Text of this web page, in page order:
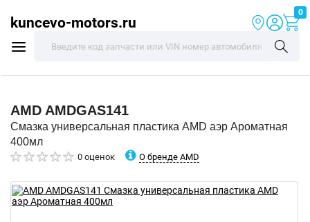
kuncevo-motors.ru
0
AMD AMDGAS141
Смазка универсальная пластика AMD аэр Ароматная
400мл
0 оценок О бренде AMD